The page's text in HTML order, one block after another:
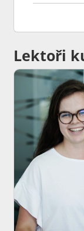
Lektoři